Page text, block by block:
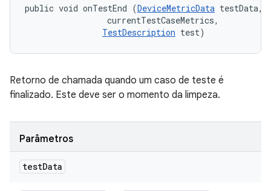
public void onTestEnd (DeviceMetricData testData,
currentTestCaseMetrics,
TestDescription test)
Retorno de chamada quando um caso de teste é
finalizado. Este deve ser o momento da limpeza.
Parâmetros
testData